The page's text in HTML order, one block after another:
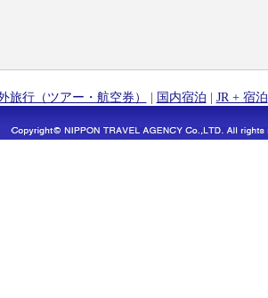
旅行（ツアー・航空券） | 国内宿泊 | JR + 宿泊